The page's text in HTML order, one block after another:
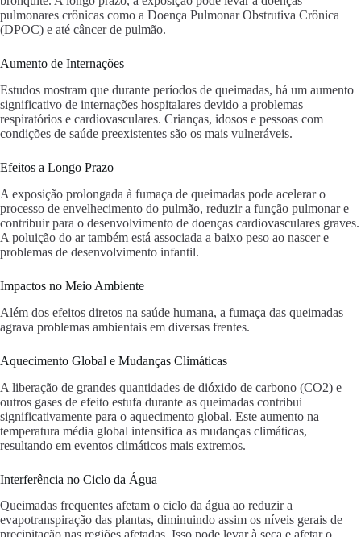
pulmonares crônicas como a Doença Pulmonar Obstrutiva Crônica
(DPOC) e até câncer de pulmão.
Aumento de Internações
Estudos mostram que durante períodos de queimadas, há um aumento
significativo de internações hospitalares devido a problemas
respiratórios e cardiovasculares. Crianças, idosos e pessoas com
condições de saúde preexistentes são os mais vulneráveis.
Efeitos a Longo Prazo
A exposição prolongada à fumaça de queimadas pode acelerar o
processo de envelhecimento do pulmão, reduzir a função pulmonar e
contribuir para o desenvolvimento de doenças cardiovasculares graves.
A poluição do ar também está associada a baixo peso ao nascer e
problemas de desenvolvimento infantil.
Impactos no Meio Ambiente
Além dos efeitos diretos na saúde humana, a fumaça das queimadas
agrava problemas ambientais em diversas frentes.
Aquecimento Global e Mudanças Climáticas
A liberação de grandes quantidades de dióxido de carbono (CO2) e
outros gases de efeito estufa durante as queimadas contribui
significativamente para o aquecimento global. Este aumento na
temperatura média global intensifica as mudanças climáticas,
resultando em eventos climáticos mais extremos.
Interferência no Ciclo da Água
Queimadas frequentes afetam o ciclo da água ao reduzir a
evapotranspiração das plantas, diminuindo assim os níveis gerais de